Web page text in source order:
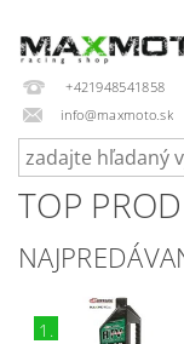
+421948541858
info@maxmoto.sk
TOP
1.